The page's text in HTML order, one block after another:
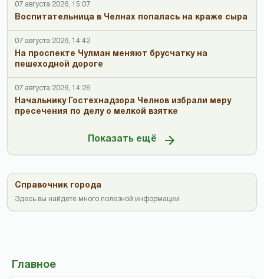
07 августа 2026, 15:07
Воспитательница в Челнах попалась на краже сыра
07 августа 2026, 14:42
На проспекте Чулман меняют брусчатку на
пешеходной дороге
07 августа 2026, 14:26
Начальнику Гостехнадзора Челнов избрали меру
пресечения по делу о мелкой взятке
Показать ещё
Справочник города
Здесь вы найдете много полезной информации
Главное